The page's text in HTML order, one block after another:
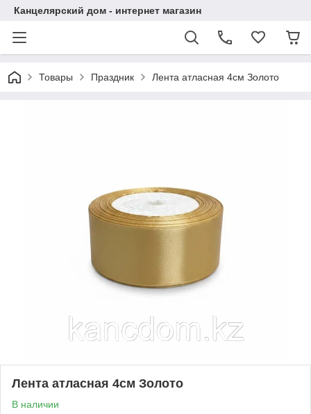
Канцелярский дом - интернет магазин
Товары Праздник Лента атласная 4см Золото
Лента атласная 4см Золото
В наличии